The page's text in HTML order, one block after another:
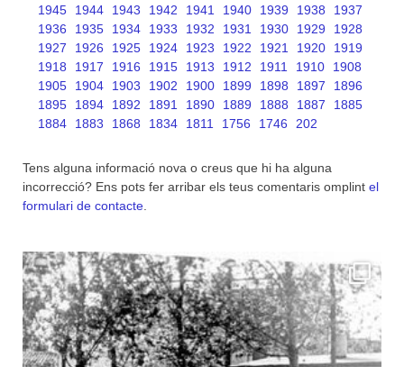
1945
1944 1943 1942 1941 1940 1939 1938
1937
1936
1935 1934 1933 1932 1931 1930 1929
1928
1927
1926 1925 1924 1923 1922 1921 1920
1919
1918
1917 1916 1915 1913 1912 1911 1910
1908
1905
1904 1903 1902 1900 1899 1898 1897
1896
1895
1894 1892 1891 1890 1889 1888 1887
1885
1884
1883 1868 1834 1811 1756 1746 202
Tens alguna informació nova o creus que hi ha alguna
incorrecció? Ens pots fer arribar els teus comentaris omplint el
formulari de contacte.